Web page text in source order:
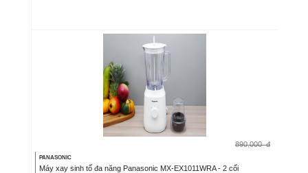
890.000 đ
PANASONIC
Máy xay sinh tố đa năng Panasonic MX-EX1011WRA - 2 cối